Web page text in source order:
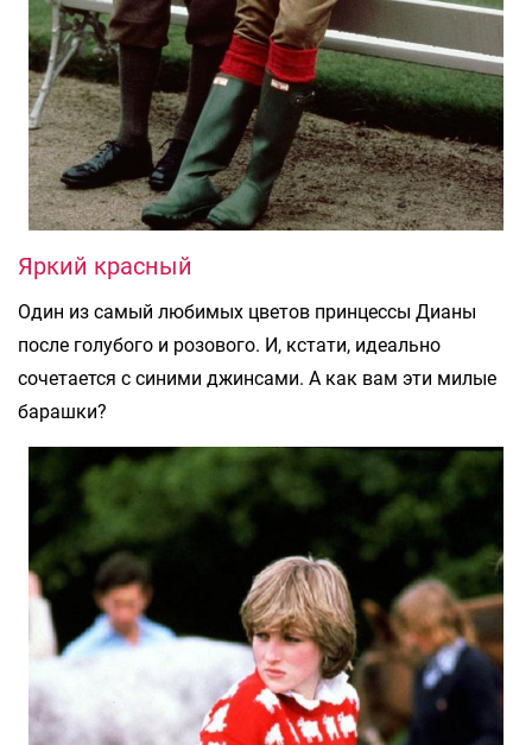
Яркий красный
Один из самый любимых цветов принцессы Дианы
после голубого и розового. И, кстати, идеально
сочетается с синими джинсами. А как вам эти милые
барашки?